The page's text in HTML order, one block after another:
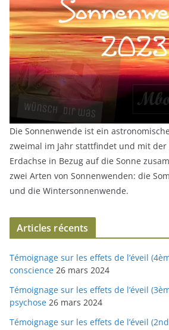
Die Sonnenwende ist ein
zweimal im Jahr stattfindet und mit
Erdachse in Bezug auf die Sonne
zwei Arten von Sonnenwenden: die
und die Wintersonnenwende.
Articles récents
Témoignage sur les effets de l’éveil
conscience 26 mars 2024
Témoignage sur les effets de l’éveil
psychose 26 mars 2024
Témoignage sur les effets de l’éveil